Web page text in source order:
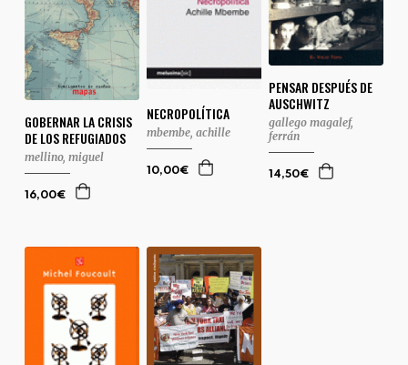
GOBERNAR LA CRISIS
DE LOS REFUGIADOS
mellino, miguel
16,00€
NECROPOLÍTICA
mbembe, achille
10,00€
PENSAR DESPUÉS DE
AUSCHWITZ
gallego magalef,
ferrán
14,50€